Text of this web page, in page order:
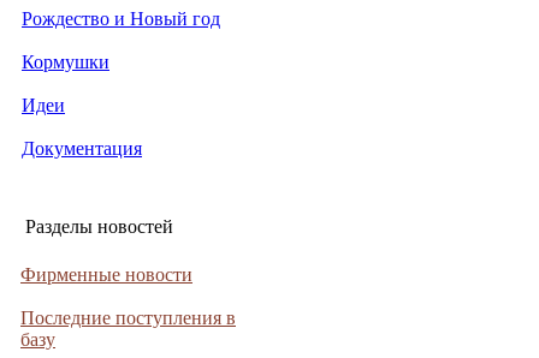
Рождество и Новый год
Кормушки
Идеи
Документация
Разделы новостей
Фирменные новости
Последние поступления в
базу